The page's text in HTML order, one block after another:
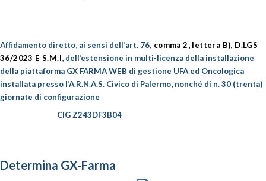
Affidamento diretto, ai sensi dell’art. 76, comma 2, lettera B), D.LGS
36/2023 E S.M.I, dell’estensione in multi-licenza della installazione
della piattaforma GX FARMA WEB di gestione UFA ed Oncologica
installata presso l’A.R.N.A.S. Civico di Palermo, nonché di n. 30 (trenta)
giornate di configurazione
CIG Z243DF3B04
Determina GX-Farma